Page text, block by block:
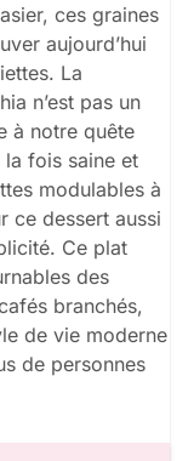
ces graines
aujourd’hui
La
n’est pas un
à notre quête
la fois saine et
modulables à
ce dessert aussi
Ce plat
des
branchés,
de vie moderne
de personnes